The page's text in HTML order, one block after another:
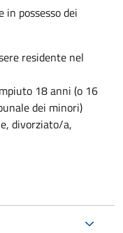
in possesso dei
residente nel
18 anni (o 16
dei minori)
divorziato/a,